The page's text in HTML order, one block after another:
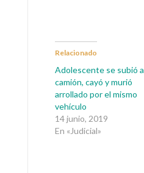
Relacionado
Adolescente se subió a
camión, cayó y murió
arrollado por el mismo
vehículo
14 junio, 2019
En «Judicial»